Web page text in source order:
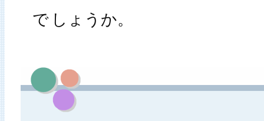
で しょうか。